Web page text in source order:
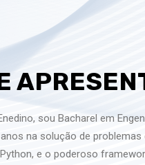
sou Bacharel em
na solução de
e o poderoso